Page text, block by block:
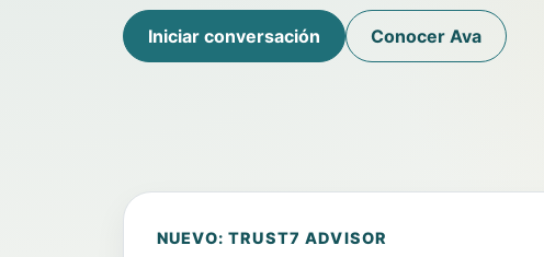
Iniciar conversación Conocer Ava
NUEVO: TRUST7 ADVISOR